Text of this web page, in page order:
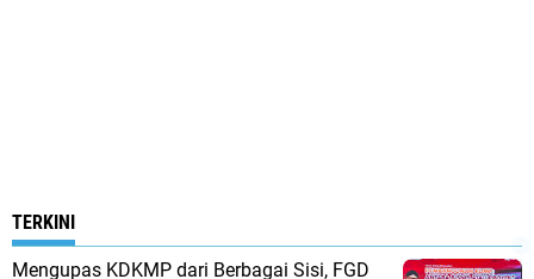
TERKINI
Mengupas KDKMP dari Berbagai Sisi, FGD